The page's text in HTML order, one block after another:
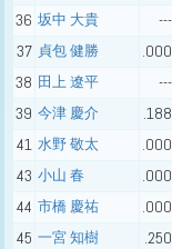
36 坂中 大貴 ---
37 貞包 健勝 .000
38 田上 遼平 ---
39 今津 慶介 .188
41 水野 敬太 .000
43 小山 春 .000
44 市橋 慶祐 .000
45 一宮 知樹 .250